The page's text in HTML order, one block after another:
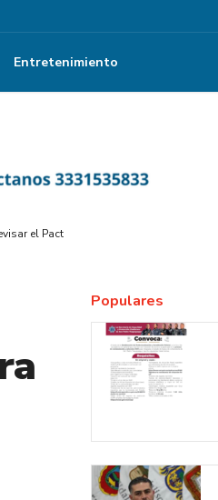
Entretenimiento
el Pacto Fiscal
Populares